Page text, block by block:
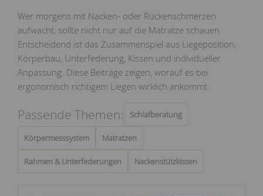
Wer morgens mit Nacken- oder Rückenschmerzen
aufwacht, sollte nicht nur auf die Matratze schauen.
Entscheidend ist das Zusammenspiel aus Liegeposition,
Körperbau, Unterfederung, Kissen und individueller
Anpassung. Diese Beiträge zeigen, worauf es bei
ergonomisch richtigem Liegen wirklich ankommt.
Passende Themen: Schlafberatung
Körpermesssystem Matratzen
Rahmen & Unterfederungen Nackenstützkissen